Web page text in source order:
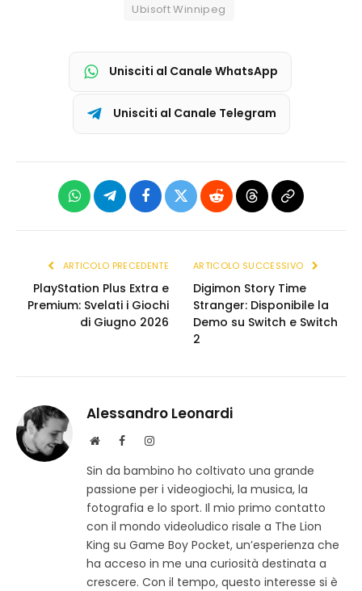
Ubisoft Winnipeg
Unisciti al Canale WhatsApp
Unisciti al Canale Telegram
WhatsAppTelegramFacebook
X
RedditThreadsCopia
ARTICOLO PRECEDENTE
PlayStation Plus Extra e
Premium: Svelati i Giochi
di Giugno 2026
ARTICOLO SUCCESSIVO
Digimon Story Time
Stranger: Disponibile la
Demo su Switch e Switch
2
Alessandro Leonardi
S
t
o
w
F
c
e
b
k
I
s
t
a
a
m
Sin da bambino ho coltivato una grande
passione per i videogiochi, la musica, la
fotografia e lo sport. Il mio primo contatto
con il mondo videoludico risale a The Lion
King su Game Boy Pocket, un’esperienza che
ha acceso in me una curiosità destinata a
crescere. Con il tempo, questo interesse si è